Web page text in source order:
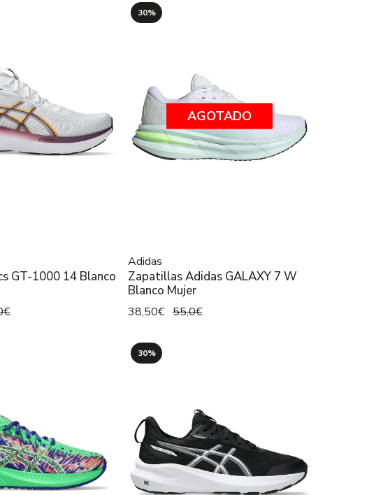
GT-1000 14 Blanco
30%
AGOTADO
Adidas
Zapatillas Adidas GALAXY 7 W
Blanco Mujer
38,50€ 55,0€
30%